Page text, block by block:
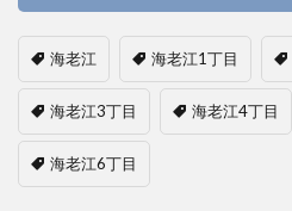
海老江 海老江1丁目
海老江3丁目 海老江4丁目
海老江6丁目